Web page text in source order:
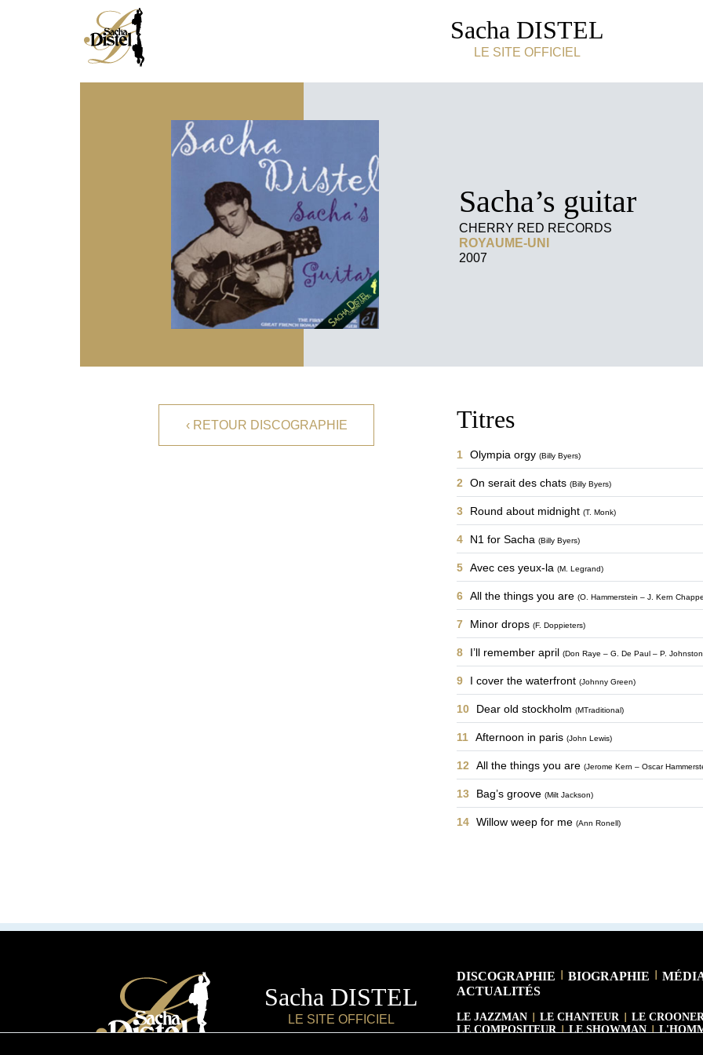
Sacha DISTEL
LE SITE OFFICIEL
DISCOGRAPHIE
BIOGRAPHIE
LE JAZZMAN
LE CHANTEUR
LE CROONER
LE COMPOSITEUR
Sacha’s guitar
CHERRY RED RECORDS
ROYAUME-UNI
2007
‹ RETOUR DISCOGRAPHIE Titres
1 Olympia orgy (Billy Byers)
2 On serait des chats (Billy Byers)
3 Round about midnight (T. Monk)
4 N1 for Sacha (Billy Byers)
5 Avec ces yeux-la (M. Legrand)
6 All the things you are (O. Hammerstein – J. Kern
7 Minor drops (F. Doppieters)
8 I’ll remember april (Don Raye – G. De Paul – P.
9 I cover the waterfront (Johnny Green)
10 Dear old stockholm (MTraditional)
11 Afternoon in paris (John Lewis)
12 All the things you are (Jerome Kern – Oscar
13 Bag’s groove (Milt Jackson)
14 Willow weep for me (Ann Ronell)
Sacha DISTEL
LE SITE OFFICIEL
DISCOGRAPHIE BIOGRAPHIE
ACTUALITÉS
LE JAZZMAN LE CHANTEUR
LE
LE COMPOSITEUR
LE SHOWMAN